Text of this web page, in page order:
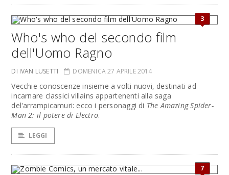
3
Who's who del secondo film
dell'Uomo Ragno
DI IVAN LUSETTI DOMENICA 27 APRILE 2014
Vecchie conoscenze insieme a volti nuovi, destinati ad
incarnare classici villains appartenenti alla saga
del'arrampicamuri: ecco i personaggi di The Amazing Spider-
Man 2: il potere di Electro.
LEGGI
7